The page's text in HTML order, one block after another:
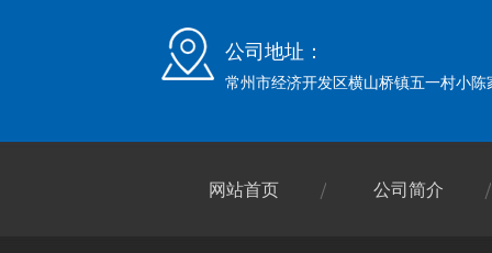
公司地址：
常州市经济开发区横山桥镇五一村小陈
网站首页 公司简介